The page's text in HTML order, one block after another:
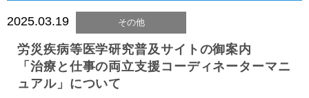
2025.03.19 その他
労災疾病等医学研究普及サイトの御案内
「治療と仕事の両立支援コーディネーターマニ
ュアル」について